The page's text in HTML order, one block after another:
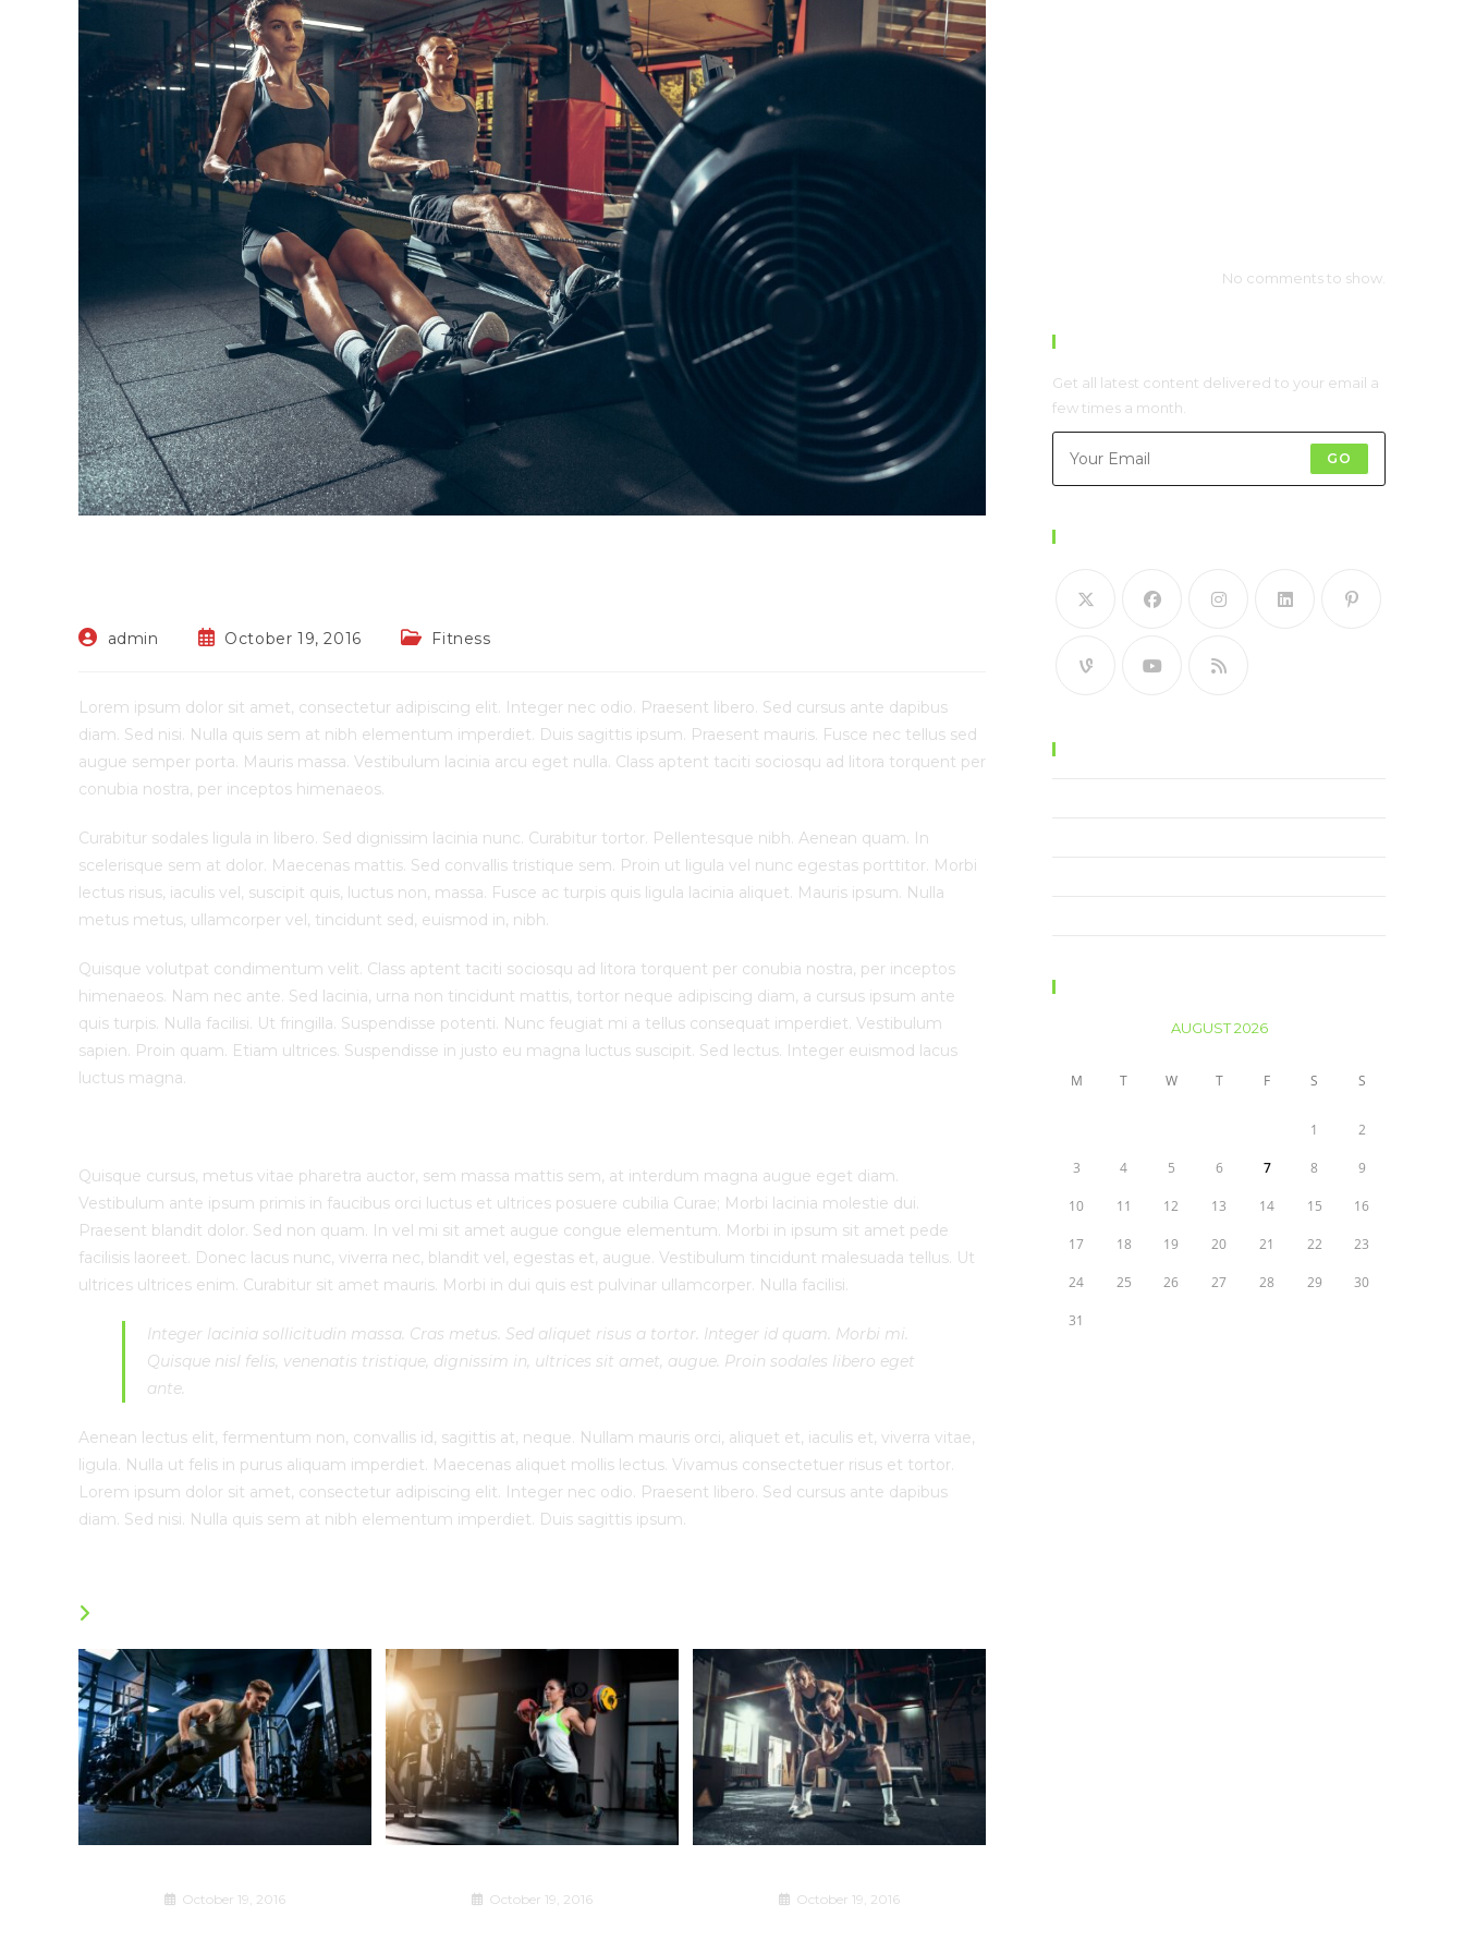
Postadmin
PostOctober 19, 2016
PostFitness
Lorem ipsum dolor sit amet, consectetur adipiscing elit. Integer nec odio. Praesent libero. Sed cursus ante dapibus
diam. Sed nisi. Nulla quis sem at nibh elementum imperdiet. Duis sagittis ipsum. Praesent mauris. Fusce nec tellus sed
augue semper porta. Mauris massa. Vestibulum lacinia arcu eget nulla. Class aptent taciti sociosqu ad litora torquent per
conubia nostra, per inceptos himenaeos.
Curabitur sodales ligula in libero. Sed dignissim lacinia nunc. Curabitur tortor. Pellentesque nibh. Aenean quam. In
scelerisque sem at dolor. Maecenas mattis. Sed convallis tristique sem. Proin ut ligula vel nunc egestas porttitor. Morbi
lectus risus, iaculis vel, suscipit quis, luctus non, massa. Fusce ac turpis quis ligula lacinia aliquet. Mauris ipsum. Nulla
metus metus, ullamcorper vel, tincidunt sed, euismod in, nibh.
Quisque volutpat condimentum velit. Class aptent taciti sociosqu ad litora torquent per conubia nostra, per inceptos
himenaeos. Nam nec ante. Sed lacinia, urna non tincidunt mattis, tortor neque adipiscing diam, a cursus ipsum ante
quis turpis. Nulla facilisi. Ut fringilla. Suspendisse potenti. Nunc feugiat mi a tellus consequat imperdiet. Vestibulum
sapien. Proin quam. Etiam ultrices. Suspendisse in justo eu magna luctus suscipit. Sed lectus. Integer euismod lacus
luctus magna.
Quisque cursus, metus vitae pharetra auctor, sem massa mattis sem, at interdum magna augue eget diam.
Vestibulum ante ipsum primis in faucibus orci luctus et ultrices posuere cubilia Curae; Morbi lacinia molestie dui.
Praesent blandit dolor. Sed non quam. In vel mi sit amet augue congue elementum. Morbi in ipsum sit amet pede
facilisis laoreet. Donec lacus nunc, viverra nec, blandit vel, egestas et, augue. Vestibulum tincidunt malesuada tellus. Ut
ultrices ultrices enim. Curabitur sit amet mauris. Morbi in dui quis est pulvinar ullamcorper. Nulla facilisi.
Integer lacinia sollicitudin massa. Cras metus. Sed aliquet risus a tortor. Integer id quam. Morbi mi.
Quisque nisl felis, venenatis tristique, dignissim in, ultrices sit amet, augue. Proin sodales libero eget
ante.
Aenean lectus elit, fermentum non, convallis id, sagittis at, neque. Nullam mauris orci, aliquet et, iaculis et, viverra vitae,
ligula. Nulla ut felis in purus aliquam imperdiet. Maecenas aliquet mollis lectus. Vivamus consectetuer risus et tortor.
Lorem ipsum dolor sit amet, consectetur adipiscing elit. Integer nec odio. Praesent libero. Sed cursus ante dapibus
diam. Sed nisi. Nulla quis sem at nibh elementum imperdiet. Duis sagittis ipsum.
October 19, 2016 October 19, 2016 October 19, 2016
No comments to show.
Get all latest content delivered to your email a
few times a month.
GO
AUGUST 2026
M T W T F S S
1 2
3 4 5 6 7 8 9
10 11 12 13 14 15 16
17 18 19 20 21 22 23
24 25 26 27 28 29 30
31